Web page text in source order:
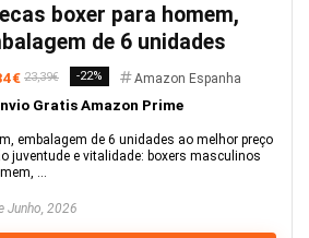
boxer para homem,
de 6 unidades
23,39€ -22% Amazon Espanha
Gratis Amazon Prime
embalagem de 6 unidades ao melhor preço
juventude e vitalidade: boxers masculinos
...
Junho, 2026